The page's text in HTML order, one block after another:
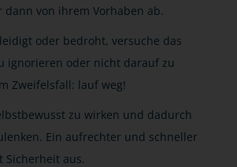
dann von ihrem Vorhaben ab.
oder bedroht, versuche das
ignorieren oder nicht darauf zu
Zweifelsfall: lauf weg!
zu wirken und dadurch
Ein aufrechter und schneller
Sicherheit aus.